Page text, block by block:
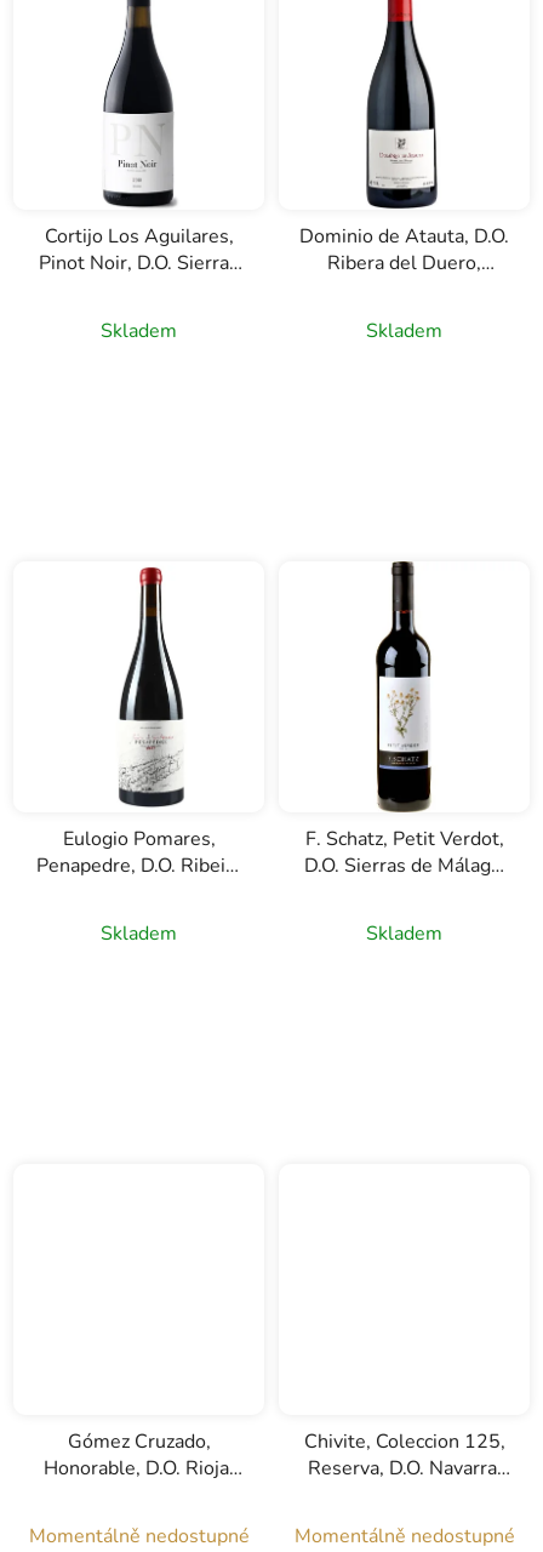
Cortijo Los Aguilares,
Pinot Noir, D.O. Sierras
víno, 0,75l
Skladem
Dominio de Atauta, D.O.
Ribera del Duero,
Skladem
Eulogio Pomares,
Penapedre, D.O. Ribeira
0,75l
hodnocení
Skladem
F. Schatz, Petit Verdot,
D.O. Sierras de Málaga,
Skladem
Gómez Cruzado,
Honorable, D.O. Rioja,
Momentálně nedostupné
Chivite, Coleccion 125,
Reserva, D.O. Navarra,
Momentálně nedostupné